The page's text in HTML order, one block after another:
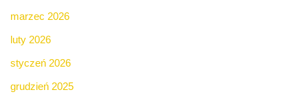
marzec 2026
luty 2026
styczeń 2026
grudzień 2025